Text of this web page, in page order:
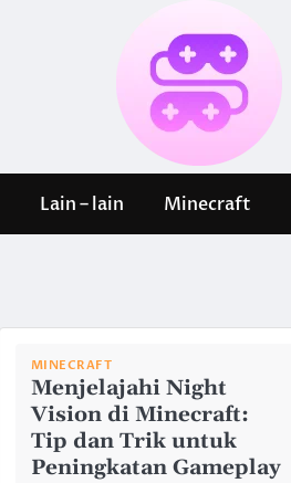
Lain – lain Minecraft
MINECRAFT
Menjelajahi Night
Vision di Minecraft:
Tip dan Trik untuk
Peningkatan Gameplay